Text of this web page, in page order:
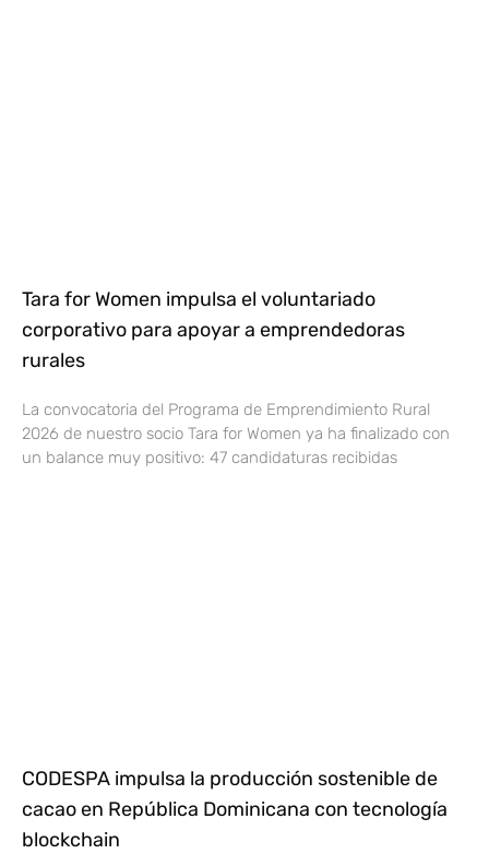
Tara for Women impulsa el voluntariado
corporativo para apoyar a emprendedoras
rurales
La convocatoria del Programa de Emprendimiento Rural
2026 de nuestro socio Tara for Women ya ha finalizado con
un balance muy positivo: 47 candidaturas recibidas
CODESPA impulsa la producción sostenible de
cacao en República Dominicana con tecnología
blockchain